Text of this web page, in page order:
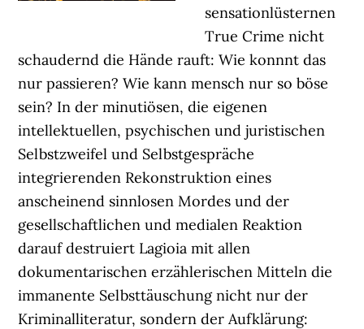
sensationlüsternen
True Crime nicht
schaudernd die Hände rauft: Wie konnnt das
nur passieren? Wie kann mensch nur so böse
sein? In der minutiösen, die eigenen
intellektuellen, psychischen und juristischen
Selbstzweifel und Selbstgespräche
integrierenden Rekonstruktion eines
anscheinend sinnlosen Mordes und der
gesellschaftlichen und medialen Reaktion
darauf destruiert Lagioia mit allen
dokumentarischen erzählerischen Mitteln die
immanente Selbsttäuschung nicht nur der
Kriminalliteratur, sondern der Aufklärung: